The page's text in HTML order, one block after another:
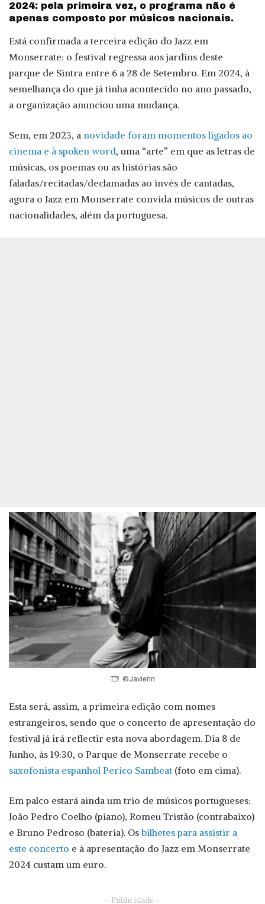
2024: pela primeira vez, o programa não é
apenas composto por músicos nacionais.
Está confirmada a terceira edição do Jazz em
Monserrate: o festival regressa aos jardins deste
parque de Sintra entre 6 a 28 de Setembro. Em 2024, à
semelhança do que já tinha acontecido no ano passado,
a organização anunciou uma mudança.
Sem, em 2023, a novidade foram momentos ligados ao
cinema e à spoken word, uma “arte” em que as letras de
músicas, os poemas ou as histórias são
faladas/recitadas/declamadas ao invés de cantadas,
agora o Jazz em Monserrate convida músicos de outras
nacionalidades, além da portuguesa.
©Javierin
Esta será, assim, a primeira edição com nomes
estrangeiros, sendo que o concerto de apresentação do
festival já irá reflectir esta nova abordagem. Dia 8 de
Junho, às 19:30, o Parque de Monserrate recebe o
saxofonista espanhol Perico Sambeat (foto em cima).
Em palco estará ainda um trio de músicos portugueses:
João Pedro Coelho (piano), Romeu Tristão (contrabaixo)
e Bruno Pedroso (bateria). Osbilhetes para assistir a
este concerto e à apresentação do Jazz em Monserrate
2024 custam um euro.
– Publicidade –